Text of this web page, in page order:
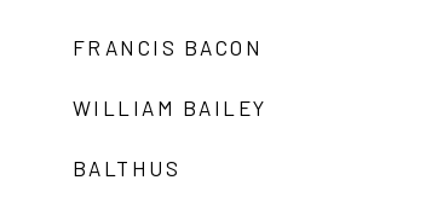
FRANCIS BACON
WILLIAM BAILEY
BALTHUS